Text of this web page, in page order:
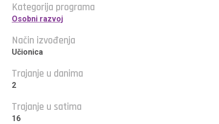
Kategorija programa
Osobni razvoj
Način izvođenja
Učionica
Trajanje u danima
2
Trajanje u satima
16